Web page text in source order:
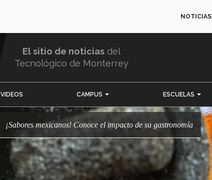
NOTICIAS
El sitio de noticias del
Tecnológico de Monterrey
VIDEOS CAMPUS ESCUELAS
¡Sabores mexicanos! Conoce el impacto de su gastronomía